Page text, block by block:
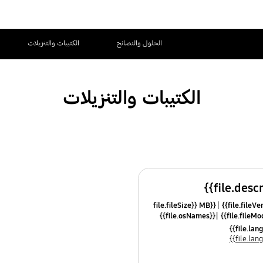
الحلول والنصائح الكتيبات والتنزيلات
الكتيبات والتنزيلات
{{file.fileSize}} MB
{{file.osNames}}